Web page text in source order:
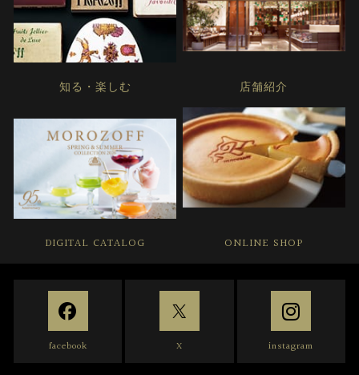
知る・楽しむ 店舗紹介
DIGITAL CATALOG ONLINE SHOP
facebook X instagram